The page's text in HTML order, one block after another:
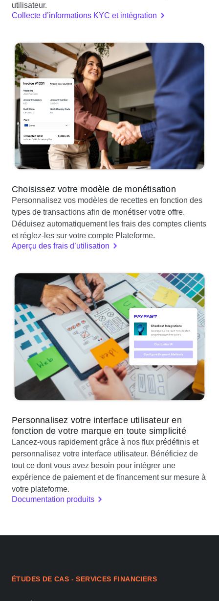
utilisateur.
Collecte d’informations KYC et intégration
Choisissez votre modèle de monétisation
Personnalisez vos modèles de recettes en fonction des
types de transactions afin de monétiser votre offre.
Déduisez automatiquement les frais des comptes clients
et réglez-les sur votre compte Plateforme.
Aperçu des frais d’utilisation
Personnalisez votre interface utilisateur en
fonction de votre marque en toute simplicité
Lancez-vous rapidement grâce à nos flux prédéfinis et
personnalisez votre interface utilisateur. Bénéficiez de
tout ce dont vous avez besoin pour intégrer une
expérience de paiement et de financement sur mesure à
votre plateforme.
Documentation produits
ÉTUDES DE CAS - SERVICES FINANCIERS